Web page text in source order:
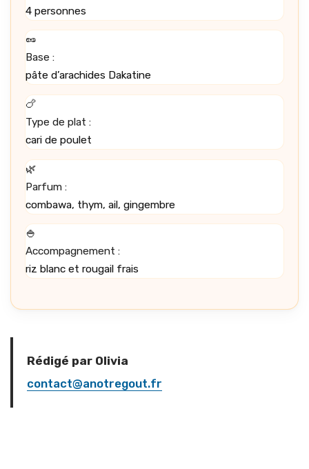
4 personnes
🥜
Base :
pâte d’arachides Dakatine
🍗
Type de plat :
cari de poulet
🌿
Parfum :
combawa, thym, ail, gingembre
🍚
Accompagnement :
riz blanc et rougail frais
Rédigé par Olivia
contact@anotregout.fr